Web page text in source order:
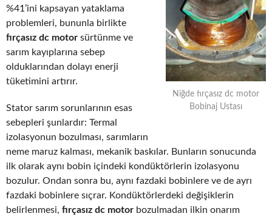
Niğde fırçasız dc motor
Bobinaj Ustası
%41’ini kapsayan yataklama
problemleri, bununla birlikte
fırçasız dc motor sürtünme ve
sarım kayıplarına sebep
olduklarından dolayı enerji
tüketimini artırır.
Stator sarım sorunlarının esas
sebepleri şunlardır: Termal
izolasyonun bozulması, sarımların
neme maruz kalması, mekanik baskılar. Bunların sonucunda
ilk olarak aynı bobin içindeki kondüktörlerin izolasyonu
bozulur. Ondan sonra bu, aynı fazdaki bobinlere ve de ayrı
fazdaki bobinlere sıçrar. Kondüktörlerdeki değişiklerin
belirlenmesi, fırçasız dc motor bozulmadan ilkin onarım